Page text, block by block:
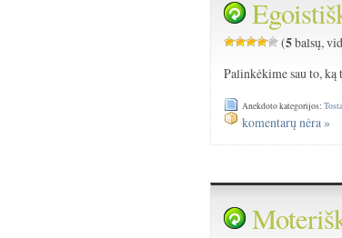
(5balsų,
Palinkėkime sau to,
Anekdoto kategorijos:
komentarų nėra »